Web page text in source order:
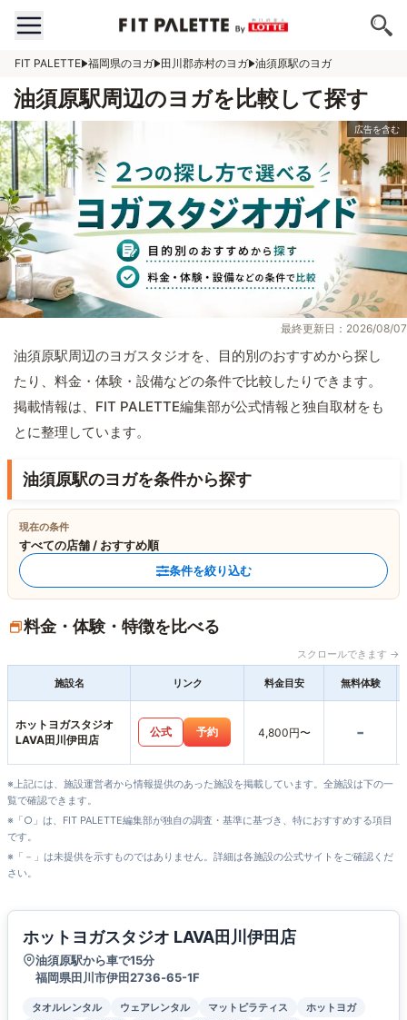
FIT PALETTE 福岡県のヨガ 田川郡赤村のヨガ 油須原駅のヨガ
油須原駅周辺のヨガを比較して探す
最終更新日：2026/08/07
油須原駅周辺のヨガスタジオを、目的別のおすすめから探し
たり、料金・体験・設備などの条件で比較したりできます。
掲載情報は、FIT PALETTE編集部が公式情報と独自取材をも
とに整理しています。
油須原駅のヨガを条件から探す
現在の条件
すべての店舗 / おすすめ順
条件を絞り込む
料金・体験・特徴を比べる
スクロールできます →
施設名 リンク 料金目安 無料体験
ホットヨガスタジオ
LAVA田川伊田店
公式 予約 4,800円〜 -
※上記には、施設運営者から情報提供のあった施設を掲載しています。全施設は下の一
覧で確認できます。
※「○」は、FIT PALETTE編集部が独自の調査・基準に基づき、特におすすめする項目
です。
※「－」は未提供を示すものではありません。詳細は各施設の公式サイトをご確認くだ
さい。
ホットヨガスタジオ LAVA田川伊田店
油須原駅から車で15分
福岡県田川市伊田2736‐65-1F
タオルレンタル ウェアレンタル マットピラティス
ホットヨガ